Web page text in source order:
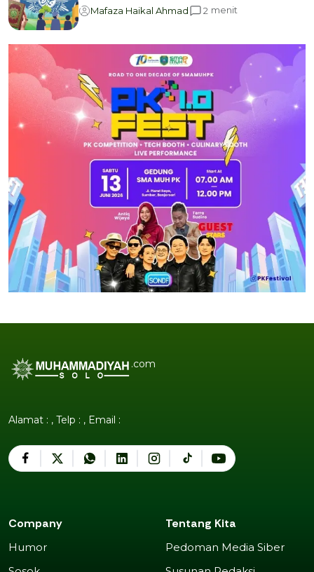
Mafaza Haikal Ahmad 2 menit
.com
Alamat : , Telp : , Email :
Company
Humor
Tentang Kita
Pedoman Media Siber